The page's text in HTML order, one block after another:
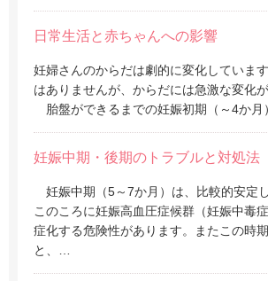
日常生活と赤ちゃんへの影響
妊婦さんのからだは劇的に変化してい
はありませんが、からだには急激な変化
胎盤ができるまでの妊娠初期（～4か月
妊娠中期・後期のトラブルと対処法
妊娠中期（5～7か月）は、比較的安定
このころに妊娠高血圧症候群（妊娠中毒
症化する危険性があります。またこの時
と、…